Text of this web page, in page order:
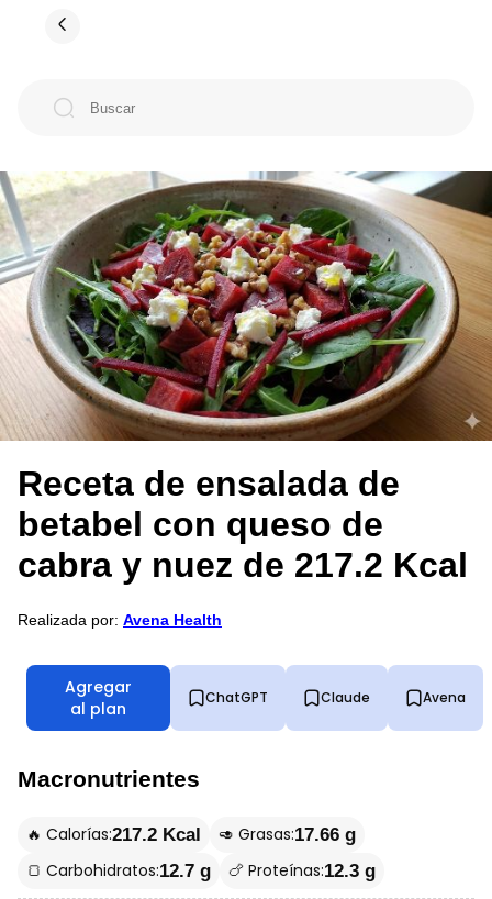
Receta de ensalada de
betabel con queso de
cabra y nuez de 217.2 Kcal
Realizada por: Avena Health
Agregar
al plan
ChatGPT Claude Avena
Macronutrientes
🔥 Calorías:217.2 Kcal 🥑 Grasas:17.66 g
🍞 Carbohidratos:12.7 g 🍗 Proteínas:12.3 g